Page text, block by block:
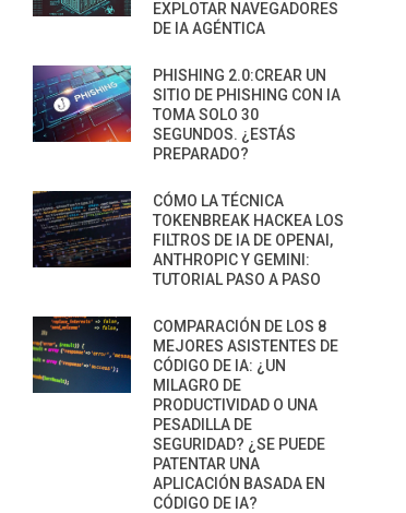
EXPLOTAR NAVEGADORES
DE IA AGÉNTICA
PHISHING 2.0:CREAR UN
SITIO DE PHISHING CON IA
TOMA SOLO 30
SEGUNDOS. ¿ESTÁS
PREPARADO?
CÓMO LA TÉCNICA
TOKENBREAK HACKEA LOS
FILTROS DE IA DE OPENAI,
ANTHROPIC Y GEMINI:
TUTORIAL PASO A PASO
COMPARACIÓN DE LOS 8
MEJORES ASISTENTES DE
CÓDIGO DE IA: ¿UN
MILAGRO DE
PRODUCTIVIDAD O UNA
PESADILLA DE
SEGURIDAD? ¿SE PUEDE
PATENTAR UNA
APLICACIÓN BASADA EN
CÓDIGO DE IA?